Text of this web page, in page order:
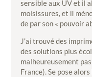
sensible aux UV et il
moisissures, et il
de par son « pouvoir
J’ai trouvé des
des solutions plus
malheureusement
France). Se pose